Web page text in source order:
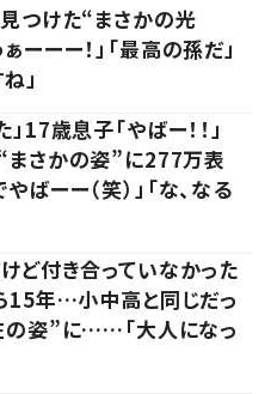
つけた“まさかの光
ーー！」「最高の孫だ」
」
17歳息子「やばー！！」
さかの姿”に277万表
ばーー（笑）」「な、なる
けど付き合っていなかった
15年…小中高と同じだっ
姿”に……「大人になっ